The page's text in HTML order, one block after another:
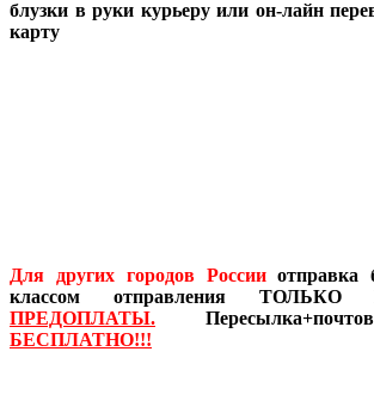
блузки в руки курьеру или он-лайн
карту
Для других городов России отправка
классом отправления ТОЛЬКО
ПРЕДОПЛАТЫ.
БЕСПЛАТНО!!!